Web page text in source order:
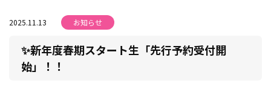
2025.11.13 お知らせ
✨新年度春期スタート生「先行予約受付開
始」！！